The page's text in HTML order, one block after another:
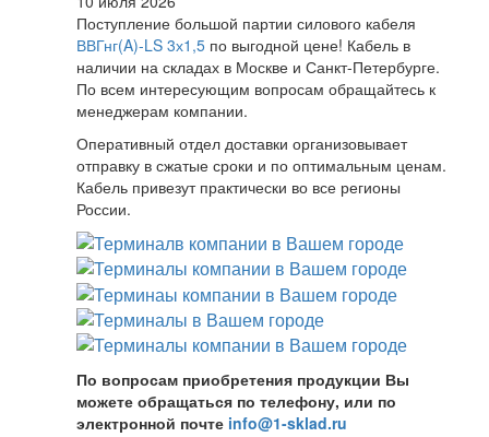
Поступление большой партии силового кабеля
ВВГнг(A)-LS 3х1,5 по выгодной цене! Кабель в
наличии на складах в Москве и Санкт-Петербурге.
По всем интересующим вопросам обращайтесь к
менеджерам компании.
Оперативный отдел доставки организовывает
отправку в сжатые сроки и по оптимальным ценам.
Кабель привезут практически во все регионы
России.
По вопросам приобретения продукции Вы
можете обращаться по телефону, или по
электронной почте info@1-sklad.ru